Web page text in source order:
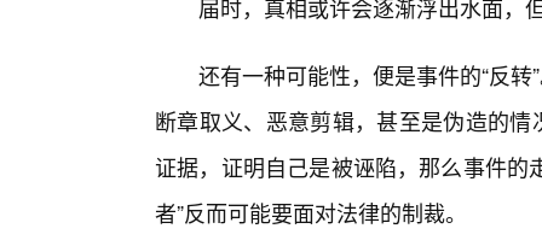
届时，真相或许会逐渐浮出水面，
还有一种可能性，便是事件的“反
断章取义、恶意剪辑，甚至是伪造的
证据，证明自己是被诬陷，那么事件的
者”反而可能要面对法律的制裁。